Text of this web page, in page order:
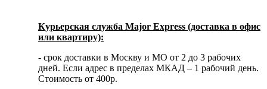
Курьерская служба Major Express (доставка в офис
или квартиру):
- срок доставки в Москву и МО от 2 до 3 рабочих
дней. Если адрес в пределах МКАД – 1 рабочий день.
Стоимость от 400р.